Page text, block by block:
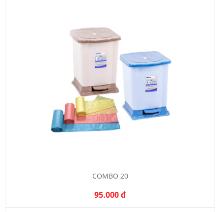
COMBO 20
95.000 đ